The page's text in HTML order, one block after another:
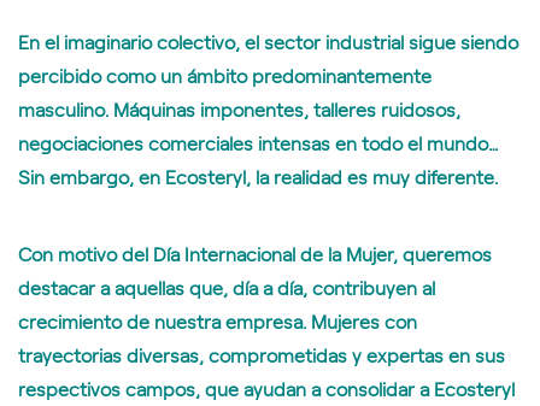
En el imaginario colectivo, el sector industrial sigue siendo
percibido como un ámbito predominantemente
masculino. Máquinas imponentes, talleres ruidosos,
negociaciones comerciales intensas en todo el mundo…
Sin embargo, en Ecosteryl, la realidad es muy diferente.
Con motivo del Día Internacional de la Mujer, queremos
destacar a aquellas que, día a día, contribuyen al
crecimiento de nuestra empresa. Mujeres con
trayectorias diversas, comprometidas y expertas en sus
respectivos campos, que ayudan a consolidar a Ecosteryl